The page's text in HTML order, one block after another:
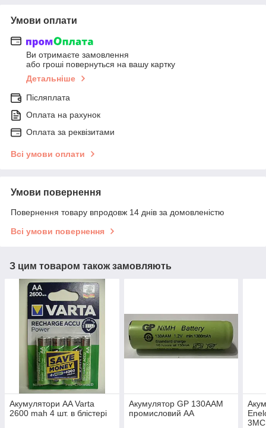
Умови оплати
Ви отримаєте замовлення
або гроші повернуться на вашу картку
Детальніше
Післяплата
Оплата на рахунок
Оплата за реквізитами
Всі умови оплати
Умови повернення
Повернення товару впродовж 14 днів за домовленістю
Всі умови повернення
З цим товаром також замовляють
Акумулятори AA Varta
2600 mah 4 шт. в блістері
Акумулятор GP 130AAM
промисловий AA